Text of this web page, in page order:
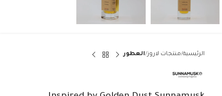
الرئيسية منتجات لاروز العطور